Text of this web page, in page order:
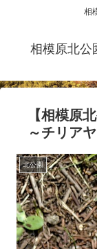
相
相模原北公
【相模原
～チリア
北公園